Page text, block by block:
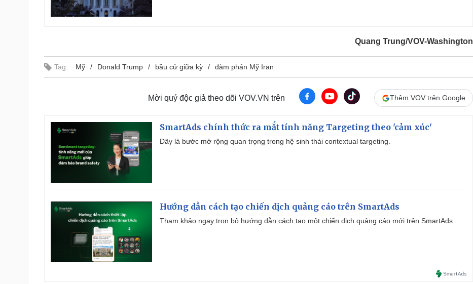
Quang Trung/VOV-Washington
Tag: Mỹ Donald Trump bầu cử giữa kỳ đàm phán Mỹ Iran
Mời quý độc giả theo dõi VOV.VN trên Thêm VOV trên Google
SmartAds chính thức ra mắt tính năng Targeting theo 'cảm xúc'
Đây là bước mở rộng quan trọng trong hệ sinh thái contextual targeting.
Hướng dẫn cách tạo chiến dịch quảng cáo trên SmartAds
Tham khảo ngay trọn bộ hướng dẫn cách tạo một chiến dịch quảng cáo mới trên SmartAds.